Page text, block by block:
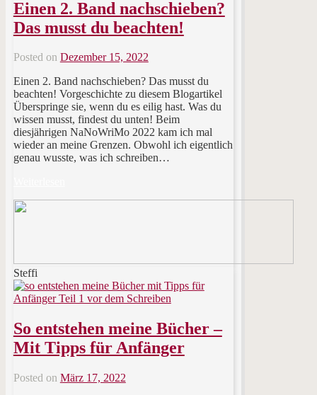
Einen 2. Band nachschieben?
Das musst du beachten!
Posted on Dezember 15, 2022
Einen 2. Band nachschieben? Das musst du
beachten! Vorgeschichte zu diesem Blogartikel
Überspringe sie, wenn du es eilig hast. Was du
wissen musst, findest du unten! Beim
diesjährigen NaNoWriMo 2022 kam ich mal
wieder an meine Grenzen. Obwohl ich eigentlich
genau wusste, was ich schreiben…
Steffi
So entstehen meine Bücher –
Mit Tipps für Anfänger
Posted on März 17, 2022